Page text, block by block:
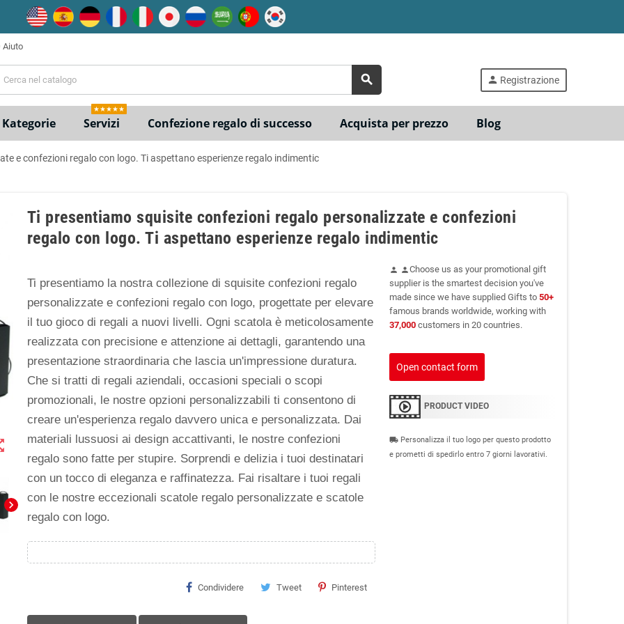
Aiuto
search person Registrazione
Kategorie Servizi
★★★★★
Confezione regalo di successo Acquista per prezzo Blog
e confezioni regalo con logo. Ti aspettano esperienze regalo indimentic
chevron_right
Ti presentiamo squisite confezioni regalo personalizzate e confezioni
regalo con logo. Ti aspettano esperienze regalo indimentic
Ti presentiamo la nostra collezione di squisite confezioni regalo
personalizzate e confezioni regalo con logo, progettate per elevare
il tuo gioco di regali a nuovi livelli. Ogni scatola è meticolosamente
realizzata con precisione e attenzione ai dettagli, garantendo una
presentazione straordinaria che lascia un'impressione duratura.
Che si tratti di regali aziendali, occasioni speciali o scopi
promozionali, le nostre opzioni personalizzabili ti consentono di
creare un'esperienza regalo davvero unica e personalizzata. Dai
materiali lussuosi ai design accattivanti, le nostre confezioni
regalo sono fatte per stupire. Sorprendi e delizia i tuoi destinatari
con un tocco di eleganza e raffinatezza. Fai risaltare i tuoi regali
con le nostre eccezionali scatole regalo personalizzate e scatole
regalo con logo.
Condividere Tweet Pinterest
person personChoose us as your promotional gift
supplier is the smartest decision you've
made since we have supplied Gifts to 50+
famous brands worldwide, working with
37,000customers in 20 countries.
Open contact form
PRODUCT VIDEO
local_shipping Personalizza il tuo logo per questo prodotto
e prometti di spedirlo entro 7 giorni lavorativi.